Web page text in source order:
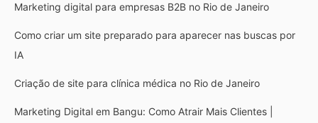
Marketing digital para empresas B2B no Rio de Janeiro
Como criar um site preparado para aparecer nas buscas por
IA
Criação de site para clínica médica no Rio de Janeiro
Marketing Digital em Bangu: Como Atrair Mais Clientes |